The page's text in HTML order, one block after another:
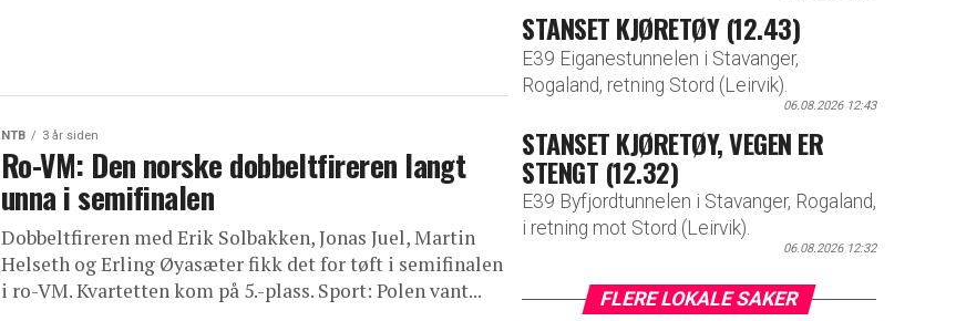
NTB 3 år siden
Ro-VM: Den norske dobbeltfireren langt
unna i semifinalen
Dobbeltfireren med Erik Solbakken, Jonas Juel, Martin
Helseth og Erling Øyasæter fikk det for tøft i semifinalen
i ro-VM. Kvartetten kom på 5.-plass. Sport: Polen vant...
STANSET KJØRETØY (12.43)
E39 Eiganestunnelen i Stavanger,
Rogaland, retning Stord (Leirvik).
06.08.2026 12:43
STANSET KJØRETØY, VEGEN ER
STENGT (12.32)
E39 Byfjordtunnelen i Stavanger, Rogaland,
i retning mot Stord (Leirvik).
06.08.2026 12:32
FLERE LOKALE SAKER